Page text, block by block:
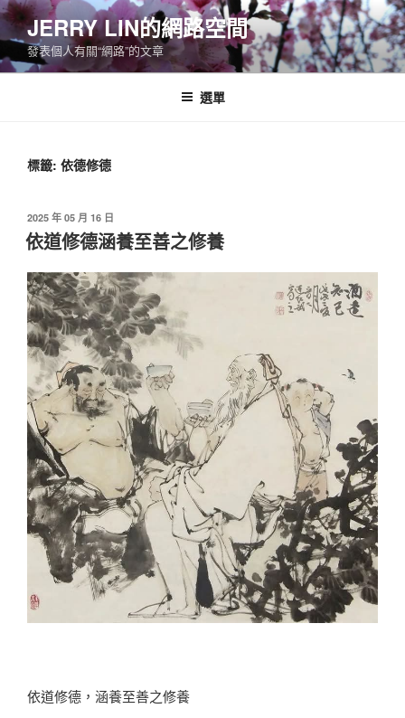
跳
至
主
要
JERRY LIN的網路空間
發表個人有關“網路”的文章
選單
標籤: 依德修德
發
佈
於
2025 年 05 月 16 日
依道修德涵養至善之修養
依道修德，涵養至善之修養